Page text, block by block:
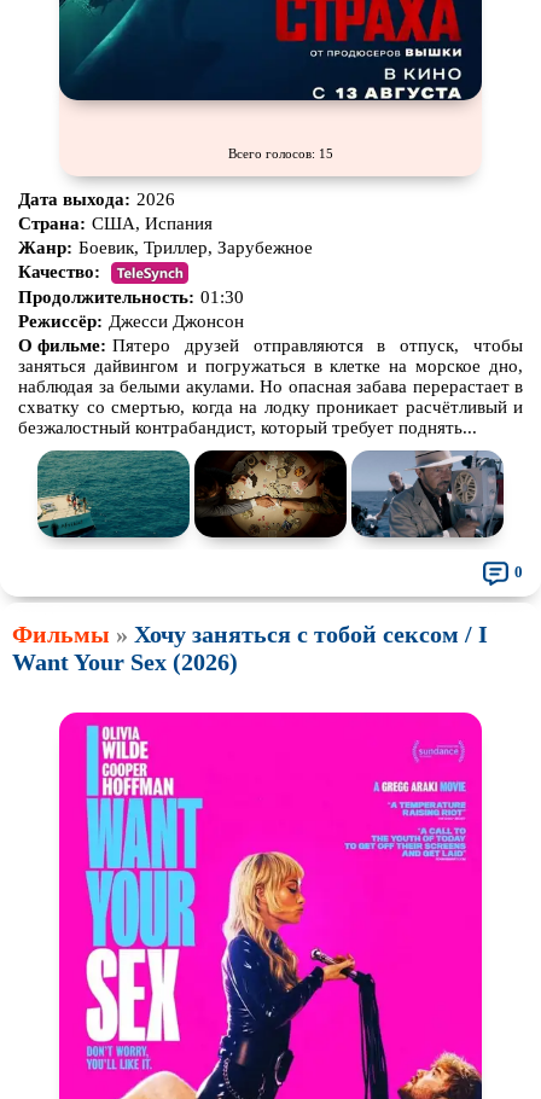
Всего голосов: 15
Дата выхода: 2026
Страна: США, Испания
Жанр: Боевик, Триллер, Зарубежное
Качество:
Продолжительность: 01:30
Режиссёр: Джесси Джонсон
О фильме: Пятеро друзей отправляются в отпуск, чтобы
заняться дайвингом и погружаться в клетке на морское дно,
наблюдая за белыми акулами. Но опасная забава перерастает в
схватку со смертью, когда на лодку проникает расчётливый и
безжалостный контрабандист, который требует поднять...
0
Фильмы » Хочу заняться с тобой сексом / I
Want Your Sex (2026)